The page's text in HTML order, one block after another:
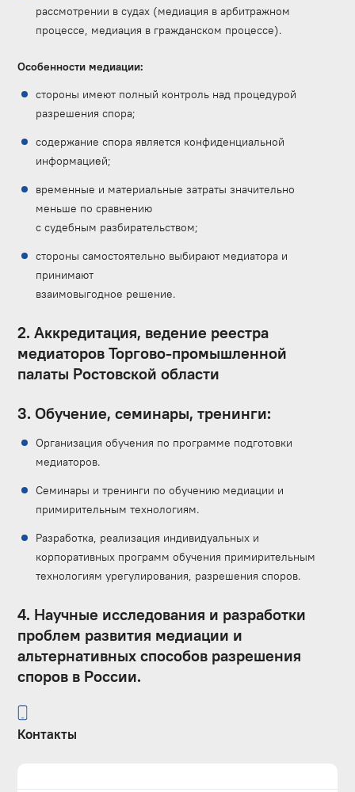
рассмотрении в судах (медиация в арбитражном
процессе, медиация в гражданском процессе).
Особенности медиации:
стороны имеют полный контроль над процедурой
разрешения спора;
содержание спора является конфиденциальной
информацией;
временные и материальные затраты значительно
меньше по сравнению
с судебным разбирательством;
стороны самостоятельно выбирают медиатора и
принимают
взаимовыгодное решение.
2. Аккредитация, ведение реестра
медиаторов Торгово-промышленной
палаты Ростовской области
3. Обучение, семинары, тренинги:
Организация обучения по программе подготовки
медиаторов.
Семинары и тренинги по обучению медиации и
примирительным технологиям.
Разработка, реализация индивидуальных и
корпоративных программ обучения примирительным
технологиям урегулирования, разрешения споров.
4. Научные исследования и разработки
проблем развития медиации и
альтернативных способов разрешения
споров в России.
Контакты